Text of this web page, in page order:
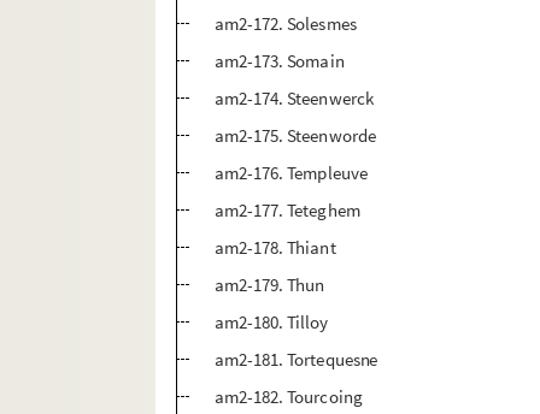
am2-172. Solesmes
am2-173. Somain
am2-174. Steenwerck
am2-175. Steenworde
am2-176. Templeuve
am2-177. Teteghem
am2-178. Thiant
am2-179. Thun
am2-180. Tilloy
am2-181. Tortequesne
am2-182. Tourcoing